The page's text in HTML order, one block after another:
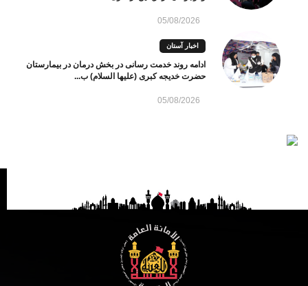
05/08/2026
اخبار آستان
ادامه روند خدمت رسانی در بخش درمان در بیمارستان
حضرت خدیجه کبری (علیها السلام) ب...
05/08/2026